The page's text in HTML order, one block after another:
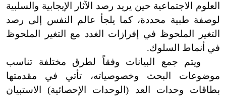
العلوم الاجتماعية حين يريد رصد الآثار الإيجابية والسلبية
لوصفة طبية محددة، كما يلجأ عالم النفس إلى رصد
التغير الملحوظ في إفرازات الغدد مع التغير الملحوظ
في أنماط السلوك.
ويتم جمع البيانات وفقاً لطرق مختلفة تناسب
موضوعات البحث وخصوصياته، تأتي في مقدمتها
بطاقات وحدات العد (الوحدات الإحصائية)الاستبيان